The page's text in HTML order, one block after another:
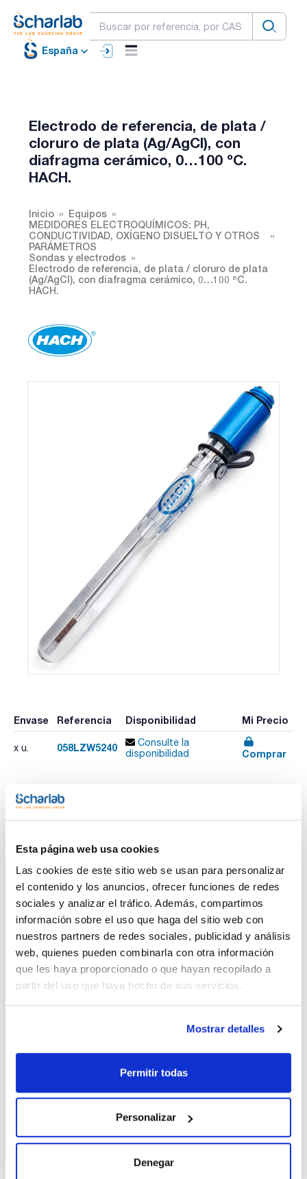
Esta página web usa cookies
Las cookies de este sitio web se usan para personalizar
el contenido y los anuncios, ofrecer funciones de redes
sociales y analizar el tráfico. Además, compartimos
información sobre el uso que haga del sitio web con
nuestros partners de redes sociales, publicidad y análisis
web, quienes pueden combinarla con otra información
que les haya proporcionado o que hayan recopilado a
partir del uso que haya hecho de sus servicios.
Mostrar detalles
Permitir todas
Personalizar
Denegar
España
Electrodo de referencia, de plata /
cloruro de plata (Ag/AgCl), con
diafragma cerámico, 0…100 ºC.
HACH.
Inicio
Equipos
MEDIDORES ELECTROQUÍMICOS: PH,
CONDUCTIVIDAD, OXÍGENO DISUELTO Y OTROS
PARÁMETROS
Sondas y electrodos
Electrodo de referencia, de plata / cloruro de plata
(Ag/AgCl), con diafragma cerámico, 0…100 ºC.
HACH.
Envase Referencia Disponibilidad Mi Precio
x u. 058LZW5240
Consulte la
disponibilidad
Comprar
Imprimir ficha de
Modelo : 5240
Conector : Screw cap S7
Sensor de temperatura : No
Otras prestaciones : Cloruro de plata, hasta 80º
Pack (u.) : 1
Sondas y electrodos
Ver más
Documentación técnica
TDS / Ficha técnica
Regístrate para
COA
Regístrate para
Regístrate para
Los productos marcados con esta imagen son
productos marca Scharlau habitualmente en stock,
listos para una entrega inmediata.